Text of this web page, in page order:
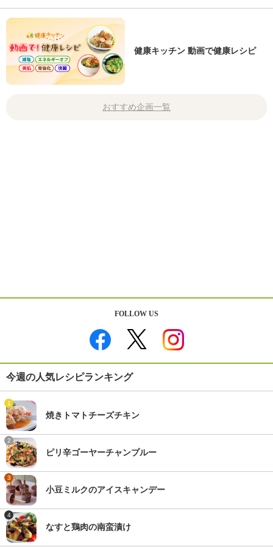
健康キッチン 動画で健康レシピ
おすすめ企画一覧
FOLLOW US
今週の人気レシピランキング
1
焼きトマトチーズチキン
2
ピリ辛ゴーヤーチャンプルー
3
小豆ミルクのアイスキャンデー
4
なすと鶏肉の南蛮漬け